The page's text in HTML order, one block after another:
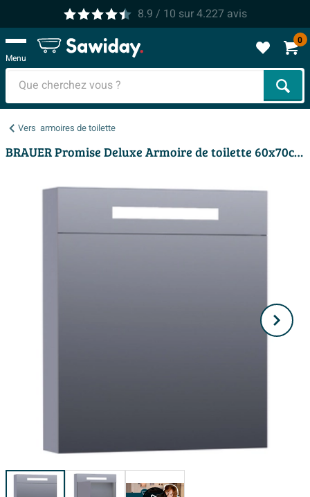
8.9 / 10 sur4.227 avis
Menu
0
Vers armoires de toilette
BRAUER Promise Deluxe Armoire de toilette 60x70cm éclairage intégré rectangulaire 1 portes pivotantes MDF Gris mat